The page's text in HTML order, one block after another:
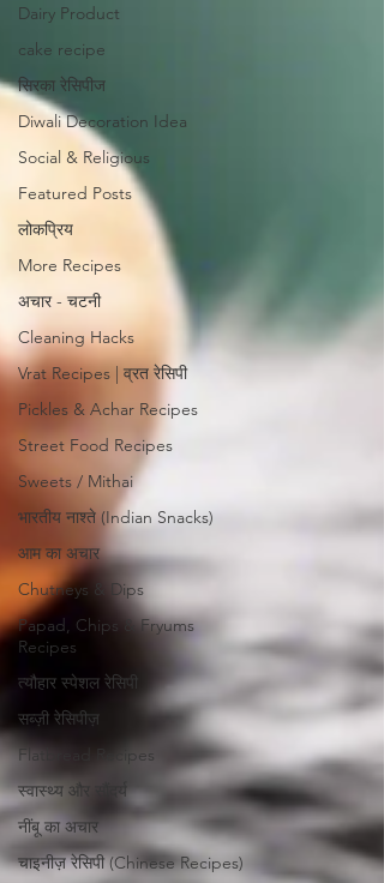
Dairy Product
cake recipe
सिरका रेसिपीज
Diwali Decoration Idea
Social & Religious
Featured Posts
लोकप्रिय
More Recipes
अचार - चटनी
Cleaning Hacks
Vrat Recipes | व्रत रेसिपी
Pickles & Achar Recipes
Street Food Recipes
Sweets / Mithai
भारतीय नाश्ते (Indian Snacks)
आम का अचार
Chutneys & Dips
Papad, Chips & Fryums
Recipes
त्यौहार स्पेशल रेसिपी
सब्ज़ी रेसिपीज़
Flatbread Recipes
स्वास्थ्य और सौंदर्य
नींबू का अचार
चाइनीज़ रेसिपी (Chinese Recipes)